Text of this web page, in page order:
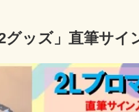
グッズ」直筆サ